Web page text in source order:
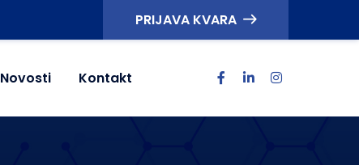
PRIJAVA KVARA
Novosti Kontakt